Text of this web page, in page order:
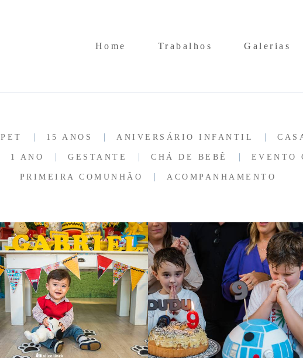
Home Trabalhos Galerias
PET 15 ANOS ANIVERSÁRIO INFANTIL
1 ANO GESTANTE CHÁ DE BEBÊ EVENTO
PRIMEIRA COMUNHÃO ACOMPANHAMENTO
2576 579 3366 99